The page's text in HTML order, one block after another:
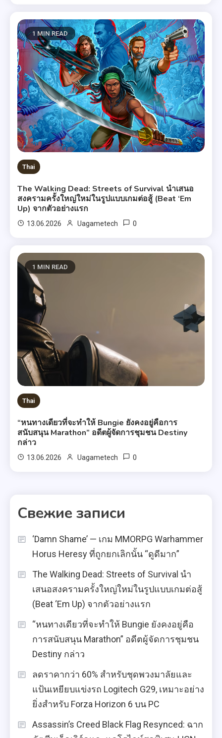
1 MIN READ
Thai
The Walking Dead: Streets of Survival นำเสนอ
สงครามครั้งใหญ่ใหม่ในรูปแบบเกมต่อสู้ (Beat ‘Em
Up) จากตัวอย่างแรก
13.06.2026 Uagametech 0
1 MIN READ
Thai
“หนทางเดียวที่จะทำให้ Bungie ยังคงอยู่คือการ
สนับสนุน Marathon” อดีตผู้จัดการชุมชน Destiny
กล่าว
13.06.2026 Uagametech 0
Свежие записи
‘Damn Shame’ — เกม MMORPG Warhammer
Horus Heresy ที่ถูกยกเลิกนั้น “ดูดีมาก”
The Walking Dead: Streets of Survival นำ
เสนอสงครามครั้งใหญ่ใหม่ในรูปแบบเกมต่อสู้
(Beat ‘Em Up) จากตัวอย่างแรก
“หนทางเดียวที่จะทำให้ Bungie ยังคงอยู่คือ
การสนับสนุน Marathon” อดีตผู้จัดการชุมชน
Destiny กล่าว
ลดราคากว่า 60% สำหรับชุดพวงมาลัยและ
แป้นเหยียบแข่งรถ Logitech G29, เหมาะอย่าง
ยิ่งสำหรับ Forza Horizon 6 บน PC
Assassin’s Creed Black Flag Resynced: ฉาก